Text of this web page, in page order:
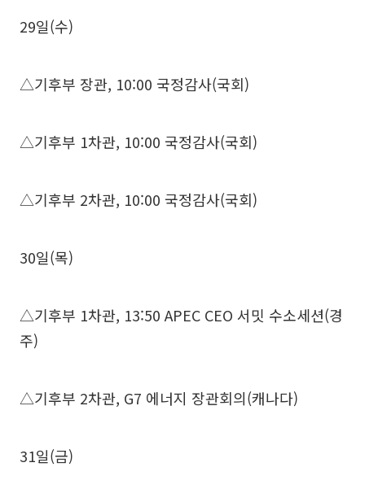
29일(수)
△기후부 장관, 10:00 국정감사(국회)
△기후부 1차관, 10:00 국정감사(국회)
△기후부 2차관, 10:00 국정감사(국회)
30일(목)
△기후부 1차관, 13:50 APEC CEO 서밋 수소세션(경
주)
△기후부 2차관, G7 에너지 장관회의(캐나다)
31일(금)